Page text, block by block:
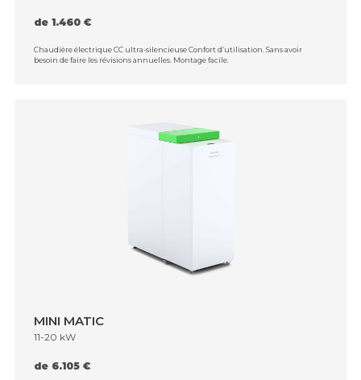
de 1.460 €
Chaudière électrique CC ultra-silencieuse Confort d’utilisation. Sans avoir
besoin de faire les révisions annuelles. Montage facile.
MINI MATIC
11-20 kW
de 6.105 €